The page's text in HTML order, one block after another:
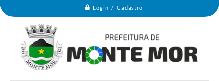
Login / Cadastro